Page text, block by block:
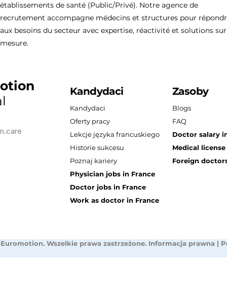
établissements de santé (Public/Privé). Notre agence de
recrutement accompagne médecins et structures pour
aux besoins du secteur avec expertise, réactivité et solutions sur
mesure.
Kandydaci
Kandydaci
Oferty pracy
Lekcje języka francuskiego
Historie sukcesu
Poznaj kariery
Physician jobs in France
Doctor jobs in France
Work as doctor in France
Zasoby
Blogs
FAQ
Doctor salary
Medical
Foreign
Wszelkie prawa zastrzeżone. Informacja prawna |